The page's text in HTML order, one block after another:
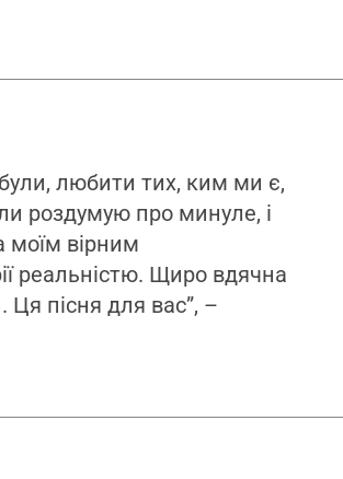
любити тих, ким ми є,
роздумую про минуле, і
моїм вірним
реальністю. Щиро вдячна
Ця пісня для вас”, –